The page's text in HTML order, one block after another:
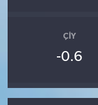
ÇIY
-0.6